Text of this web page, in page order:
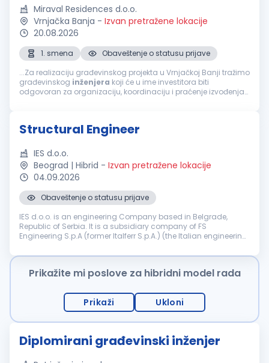
Miraval Residences d.o.o.
Vrnjačka Banja - Izvan pretražene lokacije
20.08.2026
1. smena
Obaveštenje o statusu prijave
...Za realizaciju građevinskog projekta u Vrnjačkoj Banji tražimo
građevinskog inženjera koji će u ime investitora biti
odgovoran za organizaciju, koordinaciju i praćenje izvođenja
Structural Engineer
IES d.o.o.
Beograd | Hibrid - Izvan pretražene lokacije
04.09.2026
Obaveštenje o statusu prijave
IES d.o.o. is an engineering Company based in Belgrade,
Republic of Serbia. It is a subsidiary company of FS
Engineering S.p.A (former Italferr S.p.A.) (the Italian engineering
Group). Company IES ...
Prikažite mi poslove za hibridni model rada
Prikaži Ukloni
Diplomirani građevinski inženjer